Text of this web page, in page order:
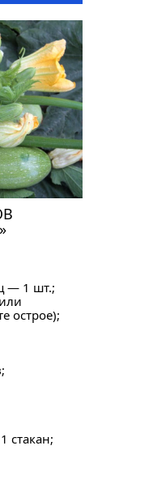
— 1 шт.;
острое);
стакан;